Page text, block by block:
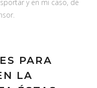
y en mi caso, de
PARA
LA